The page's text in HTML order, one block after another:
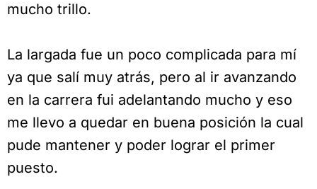
mucho trillo.
La largada fue un poco complicada para mí
ya que salí muy atrás, pero al ir avanzando
en la carrera fui adelantando mucho y eso
me llevo a quedar en buena posición la cual
pude mantener y poder lograr el primer
puesto.